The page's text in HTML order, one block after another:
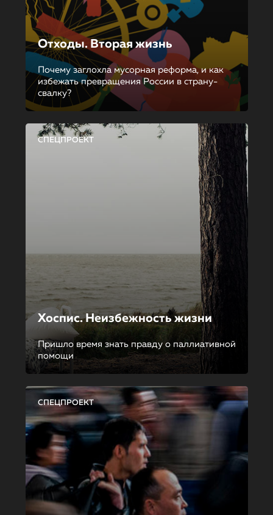
Отходы. Вторая жизнь
Почему заглохла мусорная реформа, и как
избежать превращения России в страну-
свалку?
СПЕЦПРОЕКТ
Хоспис. Неизбежность жизни
Пришло время знать правду о паллиативной
помощи
СПЕЦПРОЕКТ